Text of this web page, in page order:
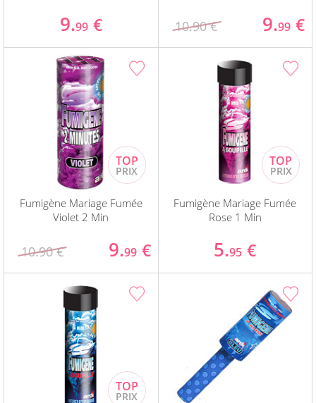
9.99 € 10.90 € 9.99 €
Fumigène Mariage Fumée
Violet 2 Min
10.90 € 9.99 €
Fumigène Mariage Fumée
Rose 1 Min
5.95 €